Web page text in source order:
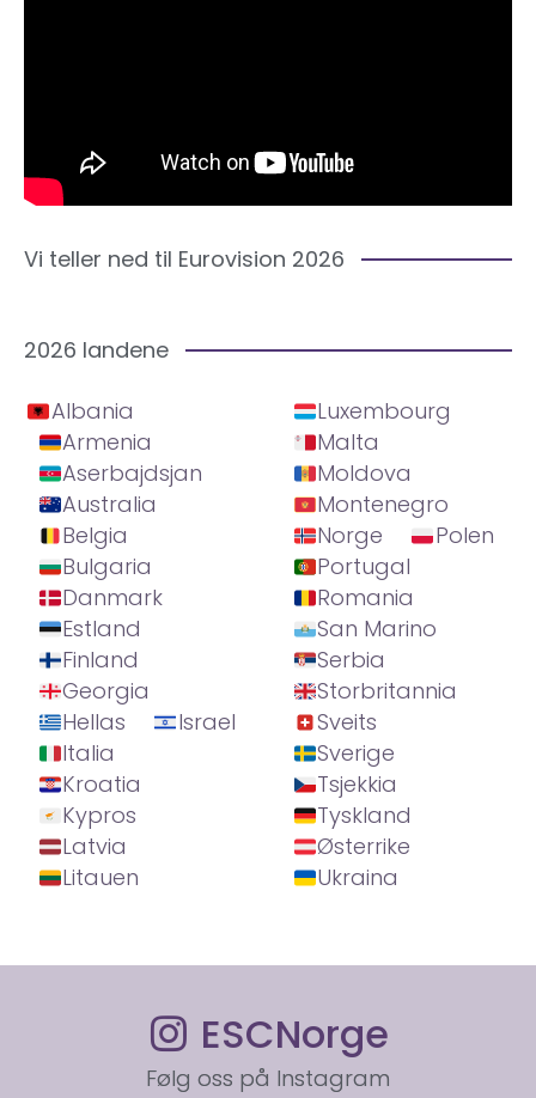
Vi teller ned til Eurovision 2026
2026 landene
Albania
Armenia
Aserbajdsjan
Australia
Belgia
Bulgaria
Danmark
Estland
Finland
Georgia
Hellas
Israel
Italia
Kroatia
Kypros
Latvia
Litauen
Luxembourg
Malta
Moldova
Montenegro
Norge
Polen
Portugal
Romania
San Marino
Serbia
Storbritannia
Sveits
Sverige
Tsjekkia
Tyskland
Østerrike
Ukraina
ESCNorge
Følg oss på Instagram